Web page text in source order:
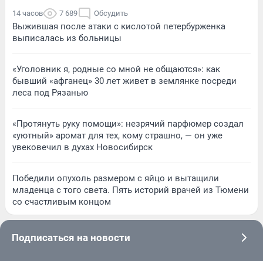
14 часов 7 689 Обсудить
Выжившая после атаки с кислотой петербурженка
выписалась из больницы
«Уголовник я, родные со мной не общаются»: как
бывший «афганец» 30 лет живет в землянке посреди
леса под Рязанью
«Протянуть руку помощи»: незрячий парфюмер создал
«уютный» аромат для тех, кому страшно, — он уже
увековечил в духах Новосибирск
Победили опухоль размером с яйцо и вытащили
младенца с того света. Пять историй врачей из Тюмени
со счастливым концом
Подписаться на новости